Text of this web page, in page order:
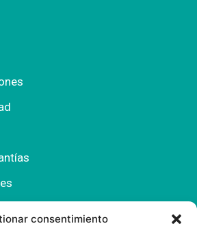
consentimiento